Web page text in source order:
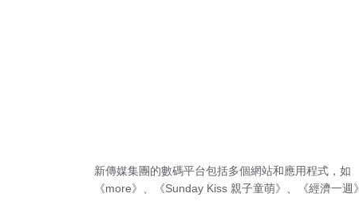
新傳媒集團的數碼平台包括多個網站和應用程式，如
《more》
《Sunday Kiss 親子童萌》 《經濟一週》